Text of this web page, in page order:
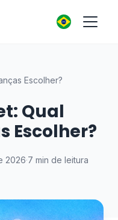
Escolher?
Qual
Escolher?
2026·7 min de leitura